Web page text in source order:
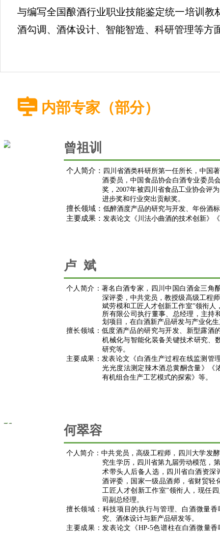
与编写全国酿酒行业职业技能鉴定统一培训教
酒勾调、酒体设计、智能智造、科研管理等方
内部专家（部分）​
个人简介： 四川省酒类科研所第一任所长，中国
酒委员，中国食品协会白酒专业委员
奖，2007年被四川省食品工业协会评
进步奖和行业突出贡献奖。
擅长领域： 低醉酒度产品的研究与开发、年份酒
主要成果： 发表论文《川法小曲酒的技术创新》
曾祖训
卢 斌
个人简介：著名白酒专家，四川中国白酒金三角
深评委， 中共党员，教授级高级工程
斌劳模和工匠人才创新工作室”领衔人
所有限公司执行董事、总经理，主持
划项目，在白酒新产品研发与产业化
擅长领域：低度酒产品的研究与开发、新型露酒
机械化与智能化装备关键技术研究、
研究等。
主要成果：发表论文《白酒生产过程在线监测管
光光度法测定辣木酒总黄酮含量》《
有机组合生产工艺模式的探索》等。
何翠容
个人简介：中共党员，高级工程师， 四川大学发
究生学历，四川省第九届劳动模范，
术带头人后备人选， 四川省白酒资深
酒评委， 国家一级品酒师 ，省财贸轻
工匠人才创新工作室”领衔人，现任
司副总经理。
擅长领域： 科技项目的执行与管理、白酒微量
究、酒体设计与新产品研发等。
主要成果：发表论文《HP-5色谱柱在白酒微量